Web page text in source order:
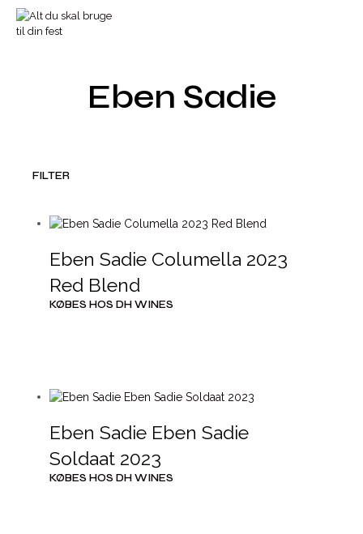
Eben Sadie
FILTER
Eben Sadie Columella 2023
Red Blend
KØBES HOS DH WINES
Eben Sadie Eben Sadie
Soldaat 2023
KØBES HOS DH WINES